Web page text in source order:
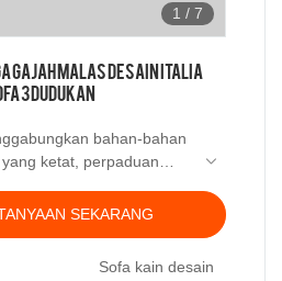
1 / 7
gajah malas desain Italia
3 dudukan
bahan-bahan
ketat, perpaduan
furnitur berkualitas
rumah modern dan
SEKARANG
Sofa kain desain